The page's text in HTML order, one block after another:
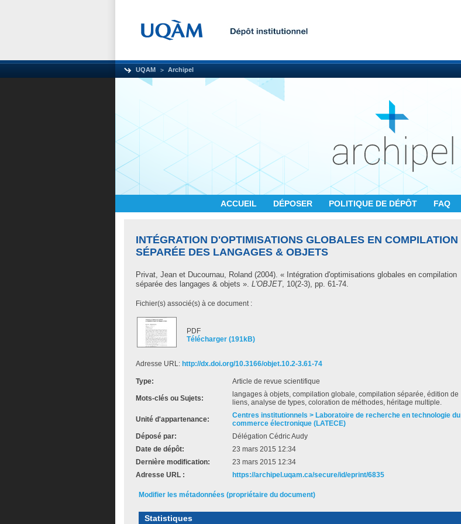
UQAM Archipel
ACCUEIL DÉPOSER POLITIQUE DE DÉPÔT FAQ
INTÉGRATION D'OPTIMISATIONS GLOBALES EN COMPILATION
SÉPARÉE DES LANGAGES & OBJETS
Privat, Jean et Ducournau, Roland (2004). « Intégration d'optimisations globales en compilation
séparée des langages & objets ». L'OBJET, 10(2-3), pp. 61-74.
Fichier(s) associé(s) à ce document :
PDF
Télécharger (191kB)
Adresse URL: http://dx.doi.org/10.3166/objet.10.2-3.61-74
Type: Article de revue scientifique
Mots-clés ou Sujets:
langages à objets, compilation globale, compilation séparée, édition de
liens, analyse de types, coloration de méthodes, héritage multiple.
Unité d'appartenance:
Centres institutionnels > Laboratoire de recherche en technologie du
commerce électronique (LATECE)
Déposé par:
Délégation Cédric Audy
Date de dépôt:
23 mars 2015 12:34
Dernière modification:
23 mars 2015 12:34
Adresse URL :
https://archipel.uqam.ca/secure/id/eprint/6835
Modifier les métadonnées (propriétaire du document)
Statistiques